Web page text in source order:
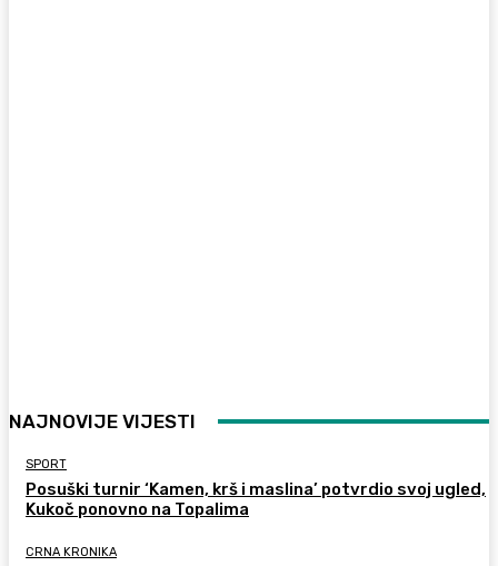
NAJNOVIJE VIJESTI
SPORT
Posuški turnir ‘Kamen, krš i maslina’ potvrdio svoj ugled,
Kukoč ponovno na Topalima
CRNA KRONIKA